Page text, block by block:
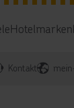
Hotelmarken
Kontakt